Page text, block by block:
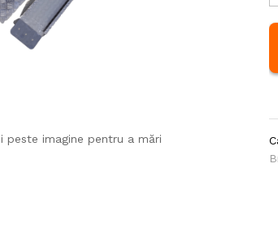
peste imagine pentru a mări